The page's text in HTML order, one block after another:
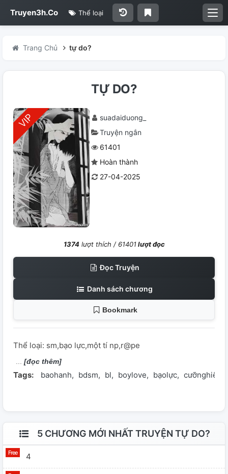
Truyen3h.Co Thể loại
Trang Chủ tự do?
TỰ DO?
suadaiduong_
Truyện ngắn
61401
Hoàn thành
27-04-2025
1374 lượt thích / 61401lượt đọc
Đọc Truyện
Danh sách chương
Bookmark
Thể loại: sm,bạo lực,một tí np,r@pe
[đọc thêm]
Tags: baohanh bdsm bl boylove bạolực cưỡnghiếp
5 CHƯƠNG MỚI NHẤT TRUYỆN TỰ DO?
4